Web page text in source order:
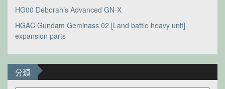
HG00 Deborah’s Advanced GN-X
HGAC Gundam Geminass 02 [Land battle heavy unit]
expansion parts
分類